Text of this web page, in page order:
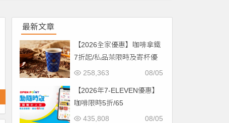
最新文章
【2026全家優惠】咖啡拿鐵
7折起/私品茶限時及寄杯優
惠！價格/菜單一起看
08/05
258,363
【2026年7-ELEVEN優惠】
咖啡限時5折/65
折/CITYCAFE菜單一起看！
08/05
435,808